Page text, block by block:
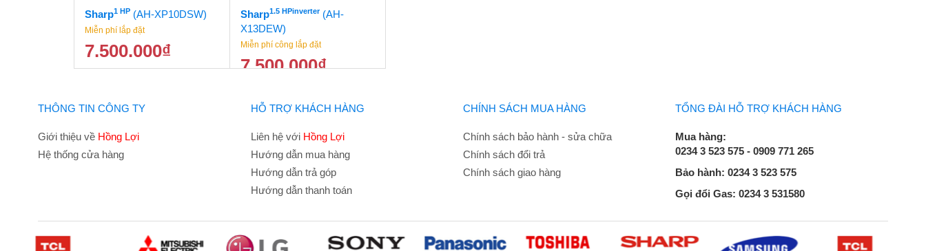
Sharp1 HP (AH-XP10DSW)
Miễn phí lắp đặt
7.500.000₫
Sharp1.5 HPinverter (AH-
X13DEW)
Miễn phí công lắp đặt
7.500.000₫
THÔNG TIN CÔNG TY
Giới thiệu về Hồng Lợi
Hệ thống cửa hàng
HỖ TRỢ KHÁCH HÀNG
Liên hệ với Hồng Lợi
Hướng dẫn mua hàng
Hướng dẫn trả góp
Hướng dẫn thanh toán
CHÍNH SÁCH MUA HÀNG
Chính sách bảo hành - sửa chữa
Chính sách đổi trả
Chính sách giao hàng
TỔNG ĐÀI HỖ TRỢ KHÁCH HÀNG
Mua hàng:
0234 3 523 575 - 0909 771 265
Bảo hành: 0234 3 523 575
Gọi đổi Gas: 0234 3 531580